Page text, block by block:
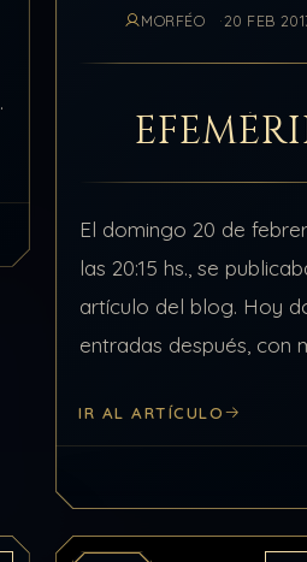
MORFÉO 20 FEB
El domingo 20 de
las 20:15 hs., se
artículo del blog. Hoy
entradas después, con
visitas, cerramos…
IR AL ARTÍCULO